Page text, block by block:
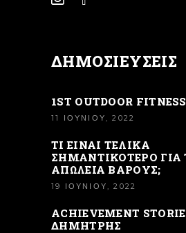
ΔΗΜΟΣΙΕΎΣΕΙΣ
1ST OUTDOOR
11 ΙΟΥΝΊΟΥ, 2022
ΤΙ ΕΙΝΑΙ ΤΕΛΙΚΑ
ΣΗΜΑΝΤΙΚΟΤΕΡΟ ΓΙΑ
ΑΠΩΛΕΙΑ ΒΑΡΟΥΣ;
19 ΙΟΥΝΊΟΥ, 2022
ACHIEVEMENT
ΔΗΜΉΤΡΗΣ